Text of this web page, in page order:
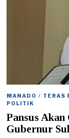
MANADO / TERAS
POLITIK
Pansus
Gubernur